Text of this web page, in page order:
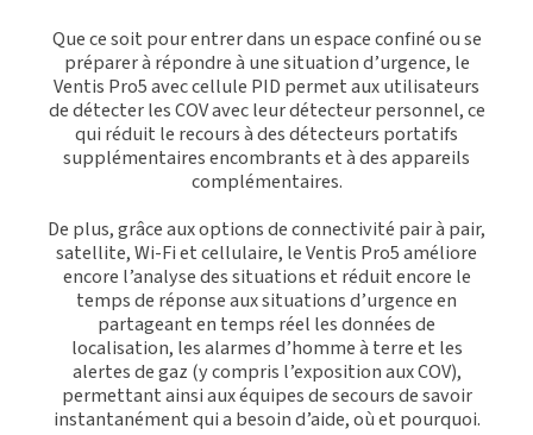
Que ce soit pour entrer dans un espace confiné ou se
préparer à répondre à une situation d’urgence, le
Ventis Pro5 avec cellule PID permet aux utilisateurs
de détecter les COV avec leur détecteur personnel, ce
qui réduit le recours à des détecteurs portatifs
supplémentaires encombrants et à des appareils
complémentaires.
De plus, grâce aux options de connectivité pair à pair,
satellite, Wi-Fi et cellulaire, le Ventis Pro5 améliore
encore l’analyse des situations et réduit encore le
temps de réponse aux situations d’urgence en
partageant en temps réel les données de
localisation, les alarmes d’homme à terre et les
alertes de gaz (y compris l’exposition aux COV),
permettant ainsi aux équipes de secours de savoir
instantanément qui a besoin d’aide, où et pourquoi.